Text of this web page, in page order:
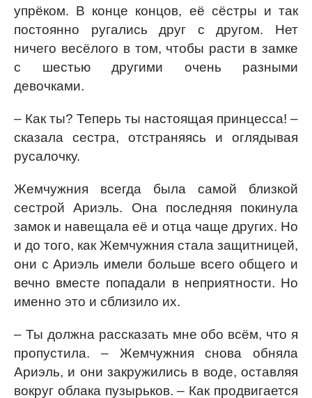
упрёком. В конце концов, её сёстры и так
постоянно ругались друг с другом. Нет
ничего весёлого в том, чтобы расти в замке
с шестью другими очень разными
девочками.
– Как ты? Теперь ты настоящая принцесса! –
сказала сестра, отстраняясь и оглядывая
русалочку.
Жемчужния всегда была самой близкой
сестрой Ариэль. Она последняя покинула
замок и навещала её и отца чаще других. Но
и до того, как Жемчужния стала защитницей,
они с Ариэль имели больше всего общего и
вечно вместе попадали в неприятности. Но
именно это и сблизило их.
– Ты должна рассказать мне обо всём, что я
пропустила. – Жемчужния снова обняла
Ариэль, и они закружились в воде, оставляя
вокруг облака пузырьков. – Как продвигается